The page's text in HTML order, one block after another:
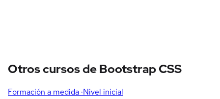
Otros cursos de Bootstrap CSS
Formación a medida ·Nivel inicial